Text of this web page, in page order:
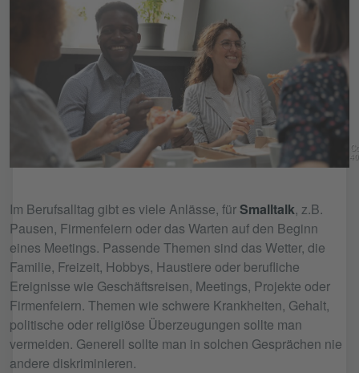
Im Berufsalltag gibt es viele Anlässe, fürSmalltalk, z.B.
Pausen, Firmenfeiern oder das Warten auf den Beginn
eines Meetings. Passende Themen sind das Wetter, die
Familie, Freizeit, Hobbys, Haustiere oder berufliche
Ereignisse wie Geschäftsreisen, Meetings, Projekte oder
Firmenfeiern. Themen wie schwere Krankheiten, Gehalt,
politische oder religiöse Überzeugungen sollte man
vermeiden. Generell sollte man in solchen Gesprächen nie
andere diskriminieren.